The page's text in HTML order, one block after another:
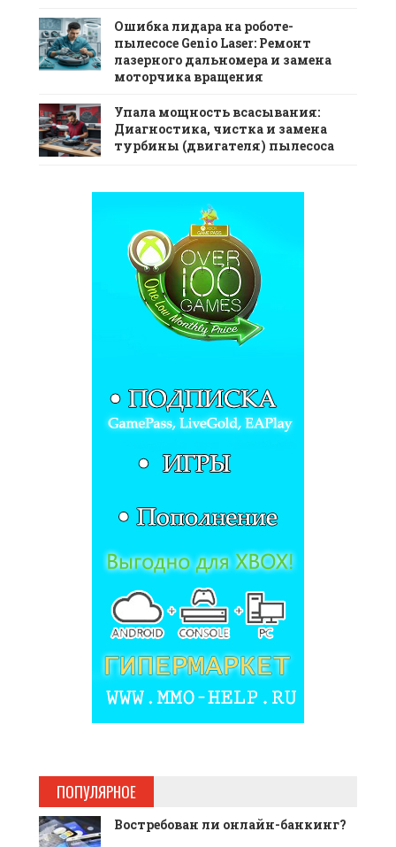
Ошибка лидара на роботе-
пылесосе Genio Laser: Ремонт
лазерного дальномера и замена
моторчика вращения
Упала мощность всасывания:
Диагностика, чистка и замена
турбины (двигателя) пылесоса
ПОПУЛЯРНОЕ
Востребован ли онлайн-банкинг?